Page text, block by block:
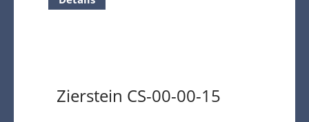
Zierstein CS-00-00-15